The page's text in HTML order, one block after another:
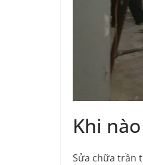
Khi
Sửa chữa trần